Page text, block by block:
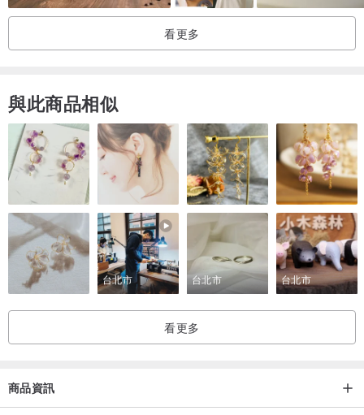
看更多
與此商品相似
台北市 台北市 台北市
看更多
商品資訊